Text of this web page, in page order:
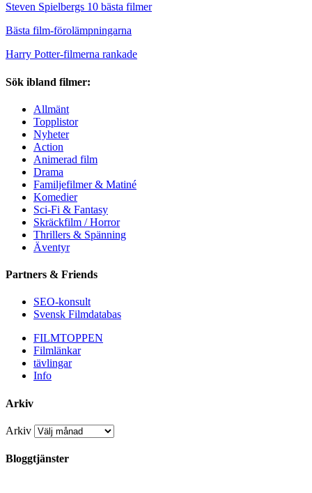
Steven Spielbergs 10 bästa filmer
Bästa film-förolämpningarna
Harry Potter-filmerna rankade
Sök ibland filmer:
Allmänt
Topplistor
Nyheter
Action
Animerad film
Drama
Familjefilmer & Matiné
Komedier
Sci-Fi & Fantasy
Skräckfilm / Horror
Thrillers & Spänning
Äventyr
Partners & Friends
SEO-konsult
Svensk Filmdatabas
FILMTOPPEN
Filmlänkar
tävlingar
Info
Arkiv
Arkiv
Bloggtjänster